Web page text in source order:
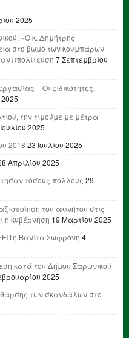
2025
«Ο κ. Δημήτρης
στο βωμό των κουμπάρων
7 Σεπτεμβρίου
– Οι ειδικότητες,
την τιμούμε με μέτρα
2025
2018 23 Ιουλίου 2025
Απριλίου 2025
τόσους πολλούς 29
του ακινήτου στις
η κυβέρνηση 19 Μαρτίου 2025
η Βανίτα Σωφρόνη 4
κατά του Δήμου Σαρωνικού
2025
των σκανδάλων στο